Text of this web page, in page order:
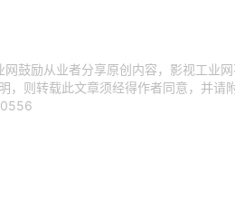
鼓励从业者分享原创内容，影视工业
，则转载此文章须经得作者同意，并请